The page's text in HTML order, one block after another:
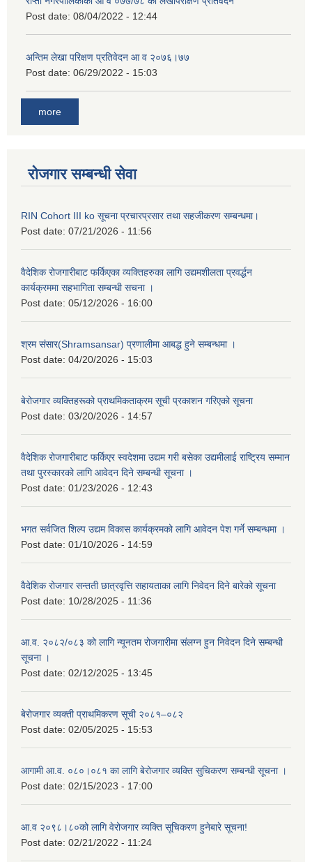
Post date: 08/04/2022 - 12:44
अन्तिम लेखा परिक्षण प्रतिवेदन आ व २०७६।७७
Post date: 06/29/2022 - 15:03
more
रोजगार सम्बन्धी सेवा
RIN Cohort III ko सूचना प्रचारप्रसार तथा सहजीकरण सम्बन्धमा।
Post date: 07/21/2026 - 11:56
वैदेशिक रोजगारीबाट फर्किएका व्यक्तिहरुका लागि उद्यमशीलता प्रवर्द्धन
कार्यक्रममा सहभागिता सम्बन्धी सचना ।
Post date: 05/12/2026 - 16:00
श्रम संसार(Shramsansar) प्रणालीमा आबद्ध हुने सम्बन्धमा ।
Post date: 04/20/2026 - 15:03
बेरोजगार व्यक्तिहरूको प्राथमिकताक्रम सूची प्रकाशन गरिएको सूचना
Post date: 03/20/2026 - 14:57
वैदेशिक रोजगारीबाट फर्किएर स्वदेशमा उद्यम गरी बसेका उद्यमीलाई राष्ट्रिय सम्मान
तथा पुरस्कारको लागि आवेदन दिने सम्बन्धी सूचना ।
Post date: 01/23/2026 - 12:43
भगत सर्वजित शिल्प उद्यम विकास कार्यक्रमको लागि आवेदन पेश गर्ने सम्बन्धमा ।
Post date: 01/10/2026 - 14:59
वैदेशिक रोजगार सन्तती छात्रवृत्ति सहायताका लागि निवेदन दिने बारेको सूचना
Post date: 10/28/2025 - 11:36
आ.व. २०८२/०८३ को लागि न्यूनतम रोजगारीमा संलग्न हुन निवेदन दिने सम्बन्धी
सूचना ।
Post date: 02/12/2025 - 13:45
बेरोजगार व्यक्ती प्राथमिकरण सूची २०८१–०८२
Post date: 02/05/2025 - 15:53
आगामी आ.व. ०८०।०८१ का लागि बेरोजगार व्यक्ति सुचिकरण सम्बन्धी सूचना ।
Post date: 02/15/2023 - 17:00
आ.व २०९८।८०को लागि वेरोजगार व्यक्ति सूचिकरण हुनेबारे सूचना!
Post date: 02/21/2022 - 11:24